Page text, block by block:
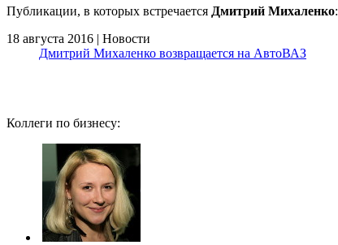
Публикации, в которых встречается Дмитрий Михаленко:
18 августа 2016 | Новости
Дмитрий Михаленко возвращается на АвтоВАЗ
Коллеги по бизнесу: